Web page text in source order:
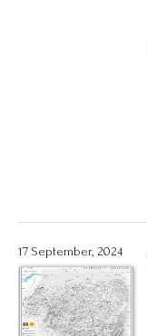
17 September, 2024